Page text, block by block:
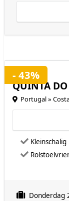
3
QUINTA DO
Portugal »
Kleinschalig
Donderdag
- 43%